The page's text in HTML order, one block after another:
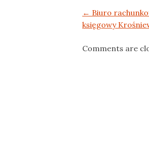
Post navigation
← Biuro
księgowy
Comments are